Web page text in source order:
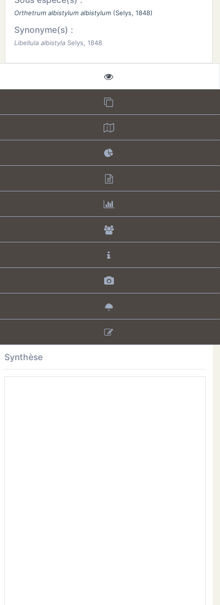
Orthetrum albistylum albistylum(Selys, 1848)
Synonyme(s) :
Libellula albistylaSelys, 1848
Synthèse